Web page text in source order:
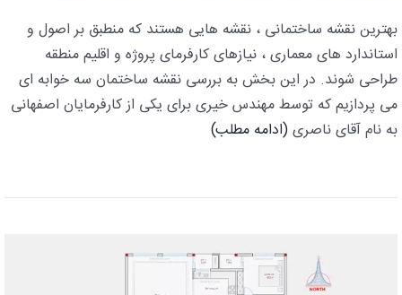
بهترین نقشه ساختمانی ، نقشه هایی هستند که منطبق بر اصول و
استاندارد های معماری ، نیازهای کارفرمای پروژه و اقلیم منطقه
طراحی شوند. در این بخش به بررسی نقشه ساختمان سه خوابه ای
می پردازیم که توسط مهندس خیری برای یکی از کارفرمایان اصفهانی
به نام آقای ناصری(ادامه مطلب)